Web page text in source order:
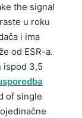
the signal
u roku
i ima
od ESR-a.
ispod 3,5
of single